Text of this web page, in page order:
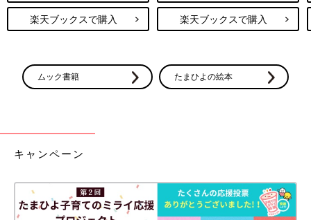
楽天ブックスで購入 楽天ブックスで購入
ムック書籍 たまひよの絵本
キャンペーン